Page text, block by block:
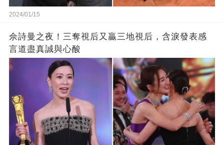
2024/01/15
佘詩曼之夜！三奪視后又贏三地視后，含淚發表感
言道盡真誠與心酸